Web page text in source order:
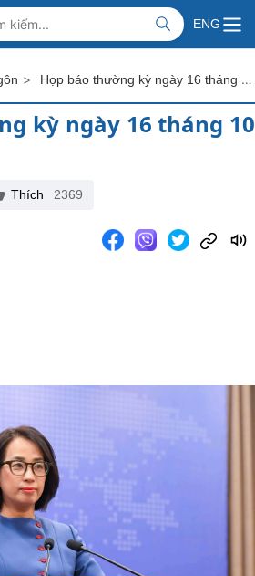
NAM
AFFAIRS
ENG
> Họp báo thường kỳ ngày 16 tháng 10 năm 2025
kỳ ngày 16 tháng 10
Thích 2369